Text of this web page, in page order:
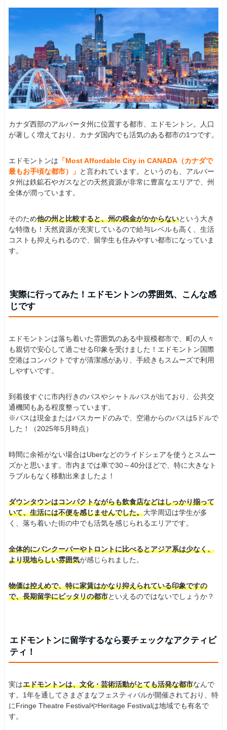
カナダ西部のアルバータ州に位置する都市、エドモントン。人口
が著しく増えており、カナダ国内でも活気のある都市の1つです。
エドモントンは 「Most Affordable City in CANADA（カナダで
最もお手頃な都市）」 と言われています。というのも、アルバー
タ州は鉄鉱石やガスなどの天然資源が非常に豊富なエリアで、州
全体が潤っています。
そのため他の州と比較すると、州の税金がかからないという大き
な特徴も！天然資源が充実しているので給与レベルも高く、生活
コストも抑えられるので、留学生も住みやすい都市になっていま
す。
実際に行ってみた！エドモントンの雰囲気、こんな感
じです
エドモントンは落ち着いた雰囲気のある中規模都市で、町の人々
も親切で安心して過ごせる印象を受けました！エドモントン国際
空港はコンパクトですが清潔感があり、手続きもスムーズで利用
しやすいです。
到着後すぐに市内行きのバスやシャトルバスが出ており、公共交
通機関もある程度整っています。
※バスは現金またはバスカードのみで、空港からのバスは5ドルで
した！（2025年5月時点）
時間に余裕がない場合はUberなどのライドシェアを使うとスムー
ズかと思います。市内までは車で30～40分ほどで、特に大きなト
ラブルもなく移動出来ましたよ！
ダウンタウンはコンパクトながらも飲食店などはしっかり揃って
いて、生活には不便を感じませんでした。大学周辺は学生が多
く、落ち着いた街の中でも活気を感じられるエリアです。
全体的にバンクーバーやトロントに比べるとアジア系は少なく、
より現地らしい雰囲気が感じられました。
物価は控えめで、特に家賃はかなり抑えられている印象ですの
で、長期留学にピッタリの都市といえるのではないでしょうか？
エドモントンに留学するなら要チェックなアクティビ
ティ！
実はエドモントンは、文化・芸術活動がとても活発な都市なんで
す。1年を通してさまざまなフェスティバルが開催されており、特
にFringe Theatre FestivalやHeritage Festivalは地域でも有名で
す。